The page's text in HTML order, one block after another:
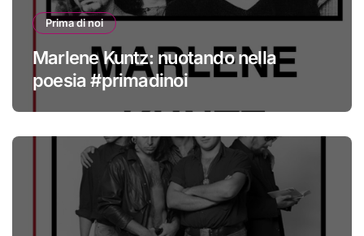
Prima di noi
Marlene Kuntz: nuotando nella
poesia #primadinoi